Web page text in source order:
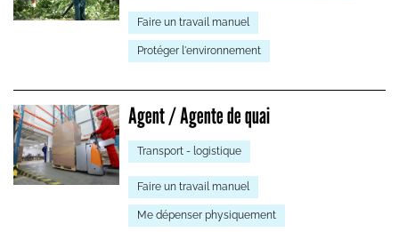
Faire un travail manuel
Protéger l'environnement
Agent / Agente de quai
Transport - logistique
Faire un travail manuel
Me dépenser physiquement